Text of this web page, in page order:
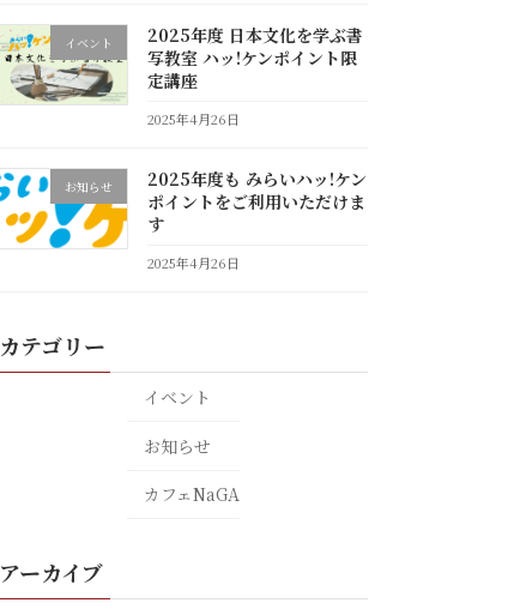
イベント
2025年度 日本文化を学ぶ書
写教室 ハッ!ケンポイント限
定講座
2025年4月26日
お知らせ
2025年度も みらいハッ!ケン
ポイントをご利用いただけま
す
2025年4月26日
カテゴリー
イベント
お知らせ
カフェNaGA
アーカイブ